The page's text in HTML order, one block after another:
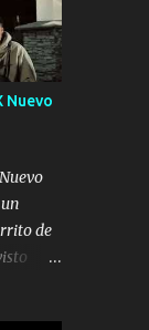
Nuevo
de